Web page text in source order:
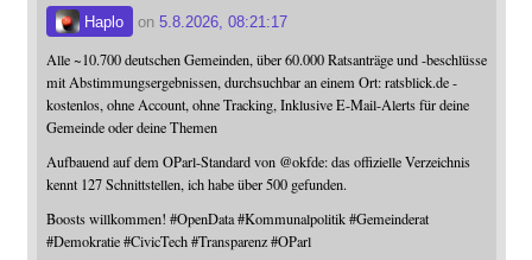
Haplo on 5.8.2026, 08:21:17
Alle ~10.700 deutschen Gemeinden, über 60.000 Ratsanträge und -beschlüsse
mit Abstimmungsergebnissen, durchsuchbar an einem Ort: ratsblick.de -
kostenlos, ohne Account, ohne Tracking, Inklusive E-Mail-Alerts für deine
Gemeinde oder deine Themen
Aufbauend auf dem OParl-Standard von @okfde: das offizielle Verzeichnis
kennt 127 Schnittstellen, ich habe über 500 gefunden.
Boosts willkommen! #OpenData #Kommunalpolitik #Gemeinderat
#Demokratie #CivicTech #Transparenz #OParl